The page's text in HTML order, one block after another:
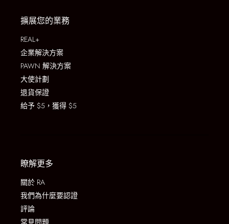
擴展您的業務
REAL+
企業解決方案
PAWN 解決方案
大使計劃
退貨保證
給予 $5，獲得 $5
瞭解更多
關於 RA
我們為什麼要認證
評論
常見問題